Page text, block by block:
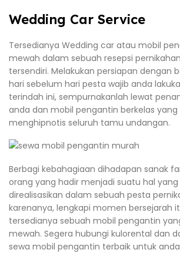
Wedding Car Service
Tersedianya Wedding car atau mobil
mewah dalam sebuah resepsi
tersendiri. Melakukan persiapan dengan
hari sebelum hari pesta wajib anda
terindah ini, sempurnakanlah lewat
anda dan mobil pengantin berkelas
menghipnotis seluruh tamu undangan.
Berbagi kebahagiaan dihadapan sanak
orang yang hadir menjadi suatu hal yang
direalisasikan dalam sebuah pesta
karenanya, lengkapi momen bersejarah
tersedianya sebuah mobil pengantin
mewah. Segera hubungi kulorental dan
sewa mobil pengantin terbaik untuk